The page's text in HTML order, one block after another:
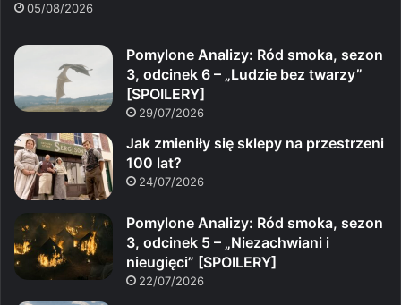
05/08/2026
Pomylone Analizy: Ród smoka, sezon
3, odcinek 6 – „Ludzie bez twarzy”
[SPOILERY]
29/07/2026
Jak zmieniły się sklepy na przestrzeni
100 lat?
24/07/2026
Pomylone Analizy: Ród smoka, sezon
3, odcinek 5 – „Niezachwiani i
nieugięci” [SPOILERY]
22/07/2026